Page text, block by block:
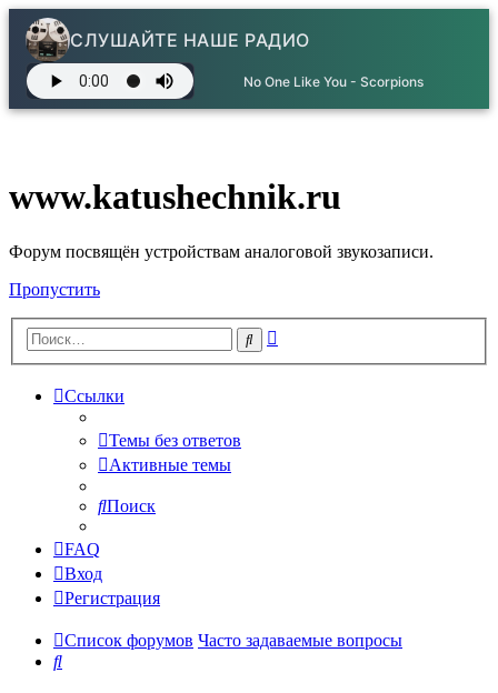
СЛУШАЙТЕ НАШЕ РАДИО
No One Like You - Scorpions
www.katushechnik.ru
Форум посвящён устройствам аналоговой звукозаписи.
Пропустить
Поиск
Ссылки
Темы без ответов
Активные темы
Поиск
FAQ
Вход
Регистрация
Список форумов Часто задаваемые вопросы
Поиск